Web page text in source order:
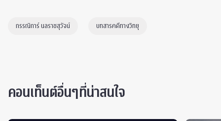
กรรณิการ์ นลราชสุวัจน์ บทสารคดีทางวิทยุ
คอนเท็นต์อื่นๆที่น่าสนใจ